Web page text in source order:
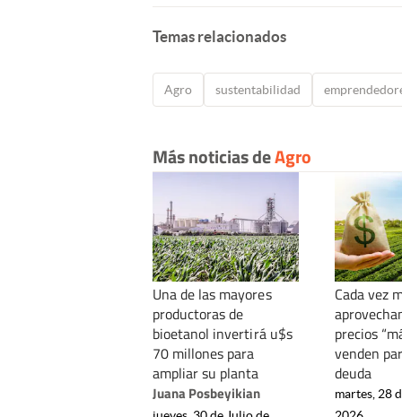
Temas relacionados
Agro sustentabilidad
Más noticias deAgro
Una de las mayores
productoras de
bioetanol invertirá u$s
70 millones para
ampliar su planta
Juana Posbeyikian
Cada vez
precios
venden
deuda
martes, 28